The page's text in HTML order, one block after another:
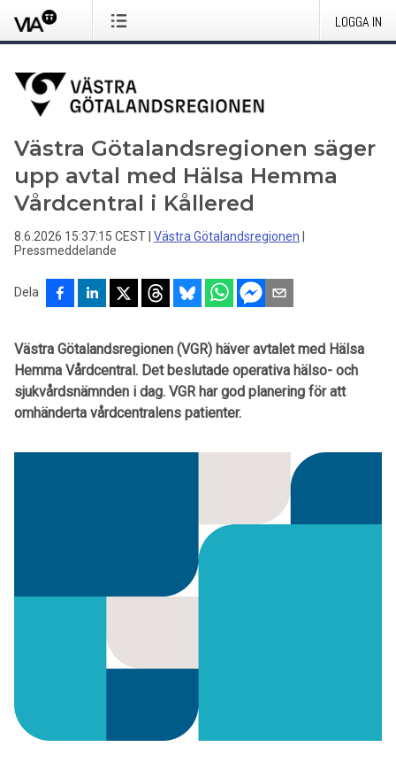
LOGGA IN
Västra Götalandsregionen säger
upp avtal med Hälsa Hemma
Vårdcentral i Kållered
8.6.2026 15:37:15 CEST Västra Götalandsregionen
Pressmeddelande
Dela
Västra Götalandsregionen (VGR) häver avtalet med Hälsa
Hemma Vårdcentral. Det beslutade operativa hälso- och
sjukvårdsnämnden i dag. VGR har god planering för att
omhänderta vårdcentralens patienter.